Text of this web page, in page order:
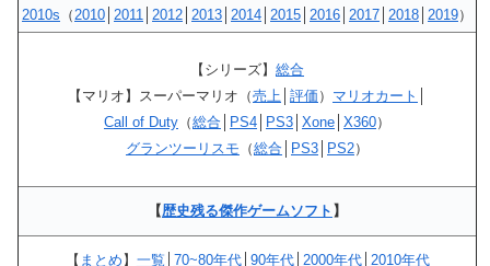
2010s （ 2010 2011 2012 2013 2014 2015 2016 2017 2018 2019）
【シリーズ】 総合
【マリオ】スーパーマリオ（売上 評価 ） マリオカート
Call of Duty （総合 PS4 PS3 Xone X360）
グランツーリスモ （総合 PS3 PS2）
【歴史残る傑作ゲームソフト 】
【 まとめ 】 一覧 70~80年代│ 90年代│ 2000年代│ 2010年代